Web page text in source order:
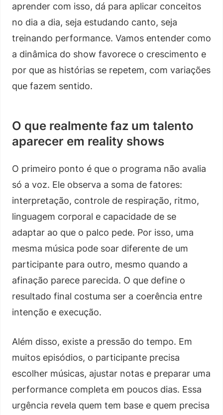
aprender com isso, dá para aplicar conceitos
no dia a dia, seja estudando canto, seja
treinando performance. Vamos entender como
a dinâmica do show favorece o crescimento e
por que as histórias se repetem, com variações
que fazem sentido.
O que realmente faz um talento
aparecer em reality shows
O primeiro ponto é que o programa não avalia
só a voz. Ele observa a soma de fatores:
interpretação, controle de respiração, ritmo,
linguagem corporal e capacidade de se
adaptar ao que o palco pede. Por isso, uma
mesma música pode soar diferente de um
participante para outro, mesmo quando a
afinação parece parecida. O que define o
resultado final costuma ser a coerência entre
intenção e execução.
Além disso, existe a pressão do tempo. Em
muitos episódios, o participante precisa
escolher músicas, ajustar notas e preparar uma
performance completa em poucos dias. Essa
urgência revela quem tem base e quem precisa